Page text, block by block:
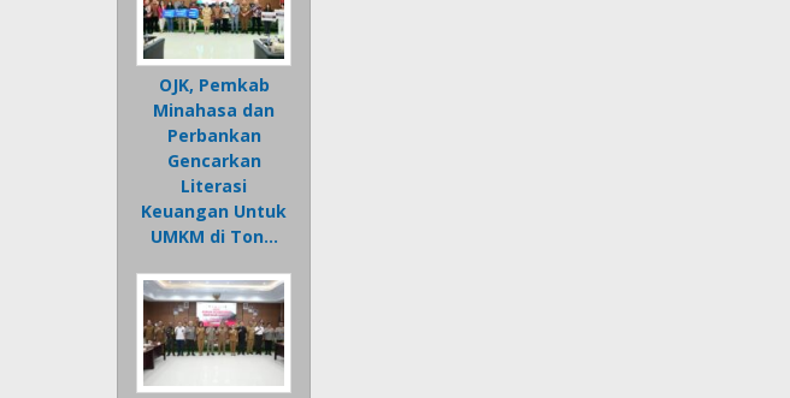
OJK, Pemkab
Minahasa dan
Perbankan
Gencarkan
Literasi
Keuangan Untuk
UMKM di Ton…